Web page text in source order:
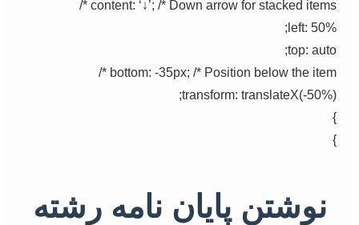
content: ‘↓’; /* Down arrow for stacked items */
left: 50%;
top: auto;
bottom: -35px; /* Position below the item */
transform: translateX(-50%);
}
}
نوشتن پایان نامه رشته